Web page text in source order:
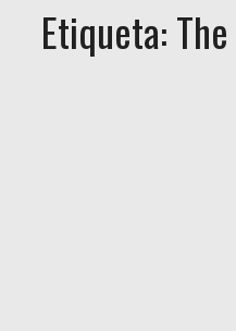
Etiqueta: